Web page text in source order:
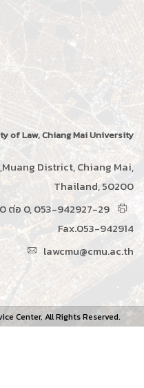
of Law, Chiang Mai University
District, Chiang Mai,
Thailand, 50200
ต่อ 0, 053-942927-29
Fax.053-942914
lawcmu@cmu.ac.th
Center, All Rights Reserved.